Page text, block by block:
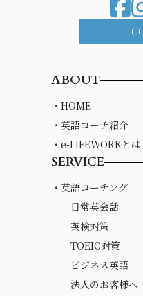
ABOUT
・HOME
・英語コーチ紹介
・e-LIFEWORKとは
SERVICE
・英語コーチング
日常英会話
英検対策
TOEIC対策
ビジネス英語
法人のお客様へ